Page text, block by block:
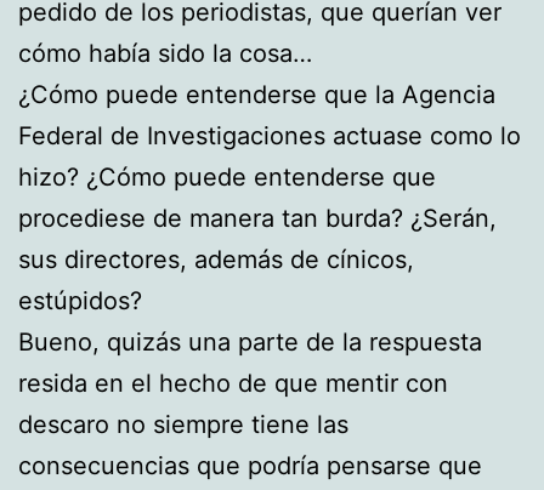
pedido de los periodistas, que querían ver
cómo había sido la cosa…
¿Cómo puede entenderse que la Agencia
Federal de Investigaciones actuase como lo
hizo? ¿Cómo puede entenderse que
procediese de manera tan burda? ¿Serán,
sus directores, además de cínicos,
estúpidos?
Bueno, quizás una parte de la respuesta
resida en el hecho de que mentir con
descaro no siempre tiene las
consecuencias que podría pensarse que